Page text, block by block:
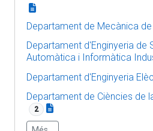
Departament de Mecànica de
Departament d'Enginyeria de
Automàtica i Informàtica
Departament d'Enginyeria
Departament de Ciències de
2